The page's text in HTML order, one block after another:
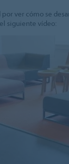
por ver cómo se
siguiente vídeo: